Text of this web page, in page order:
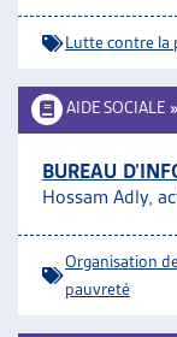
Lutte contre la
AIDE SOCIALE »
BUREAU
Hossam Adly,
Organisation
pauvreté